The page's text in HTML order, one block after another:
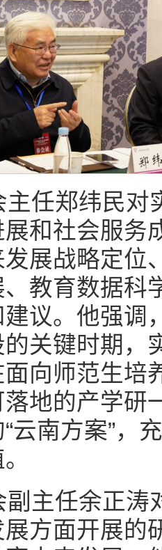
主任郑纬民对
和社会服务
展战略定位
教育数据科
议。他强调
关键时期，
向师范生培
地的产学研
云南方案”，
副主任余正涛
方面开展的